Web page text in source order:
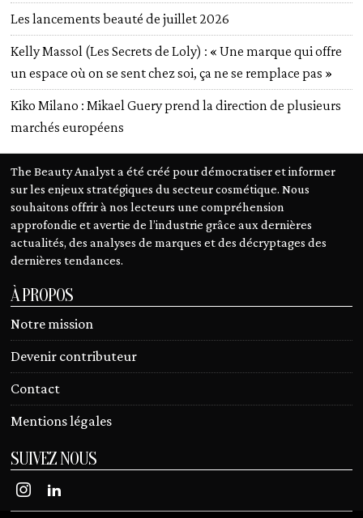
Les lancements beauté de juillet 2026
Kelly Massol (Les Secrets de Loly) : « Une marque qui offre
un espace où on se sent chez soi, ça ne se remplace pas »
Kiko Milano : Mikael Guery prend la direction de plusieurs
marchés européens
The Beauty Analyst a été créé pour démocratiser et informer
sur les enjeux stratégiques du secteur cosmétique. Nous
souhaitons offrir à nos lecteurs une compréhension
approfondie et avertie de l’industrie grâce aux dernières
actualités, des analyses de marques et des décryptages des
dernières tendances.
À PROPOS
Notre mission
Devenir contributeur
Contact
Mentions légales
SUIVEZ NOUS